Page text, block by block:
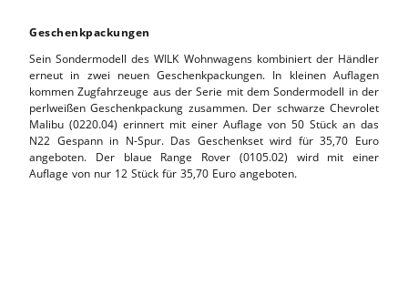
Geschenkpackungen
Sein Sondermodell des WILK Wohnwagens kombiniert der Händler
erneut in zwei neuen Geschenkpackungen. In kleinen Auflagen
kommen Zugfahrzeuge aus der Serie mit dem Sondermodell in der
perlweißen Geschenkpackung zusammen. Der schwarze Chevrolet
Malibu (0220.04) erinnert mit einer Auflage von 50 Stück an das
N22 Gespann in N-Spur. Das Geschenkset wird für 35,70 Euro
angeboten. Der blaue Range Rover (0105.02) wird mit einer
Auflage von nur 12 Stück für 35,70 Euro angeboten.